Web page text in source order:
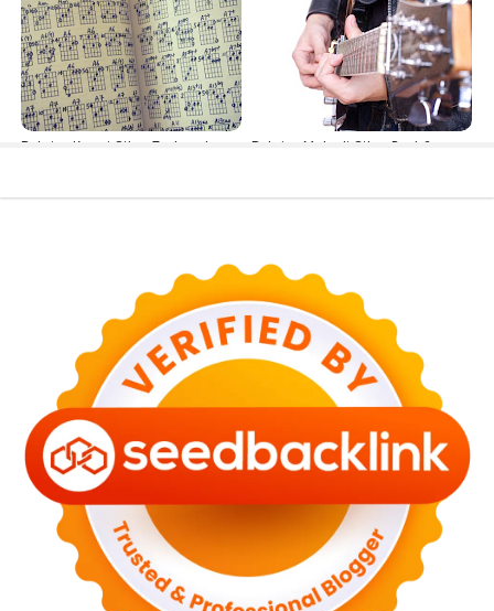
Belajar Kunci Gitar Terlengkap
Belajar Melodi Gitar Part 2